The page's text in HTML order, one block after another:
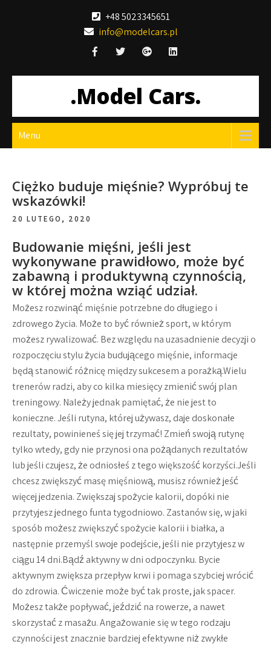
+48 5023345651
info@modelcars.pl
.Model Cars.
Menu
Ciężko buduje mięśnie? Wypróbuj te
wskazówki!
20 LUTEGO, 2020
Budowanie mięśni, jeśli jest
wykonywane prawidłowo, może być
zabawną i produktywną czynnością,
w której można wziąć udział.
Możesz rozwinąć mięśnie potrzebne do długiego i
zdrowego życia. Może to być również sport, w którym
możesz rywalizować. Bez względu na uzasadnienie decyzji o
rozpoczęciu stylu życia budującego mięśnie, informacje
będą stanowić różnicę między sukcesem a porażką.Wielu
trenerów radzi, aby co kilka miesięcy zmienić swój plan
treningowy. Należy jednak pamiętać, że nie jest to
konieczne. Jeśli rutyna, której używasz, daje doskonałe
rezultaty, powinieneś się jej trzymać! Zmień swoją rutynę
tylko wtedy, gdy nie przynosi ona pożądanych rezultatów
lub jeśli czujesz, że odniosłeś z tego większość korzyści.Jeśli
chcesz zwiększyć masę mięśniową, musisz również jeść
więcej jedzenia. Zwiększaj spożycie kalorii, dopóki nie
przytyjesz jednego funta tygodniowo. Zastanów się, w jaki
sposób możesz zwiększyć spożycie kalorii i białka, a
następnie przemyśl swoje podejście, jeśli nie przytyjesz w
ciągu 14 dni.Bądź aktywny w dni odpoczynku. Bycie
aktywnym zwiększa przepływ krwi i pomaga szybciej wrócić
do zdrowia. Ćwiczenie może być tak proste, jak spacer.
Możesz także popływać, jeździć na rowerze, a nawet
skorzystać z masażu. Angażowanie się w tego rodzaju
czynności jest znacznie bardziej efektywne niż zwykłe